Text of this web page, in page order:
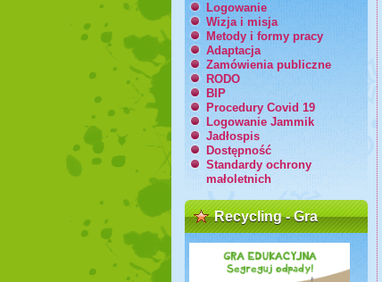
Logowanie
Wizja i misja
Metody i formy pracy
Adaptacja
Zamówienia publiczne
RODO
BIP
Procedury Covid 19
Logowanie Jammik
Jadłospis
Dostępność
Standardy ochrony
małoletnich
Recycling - Gra